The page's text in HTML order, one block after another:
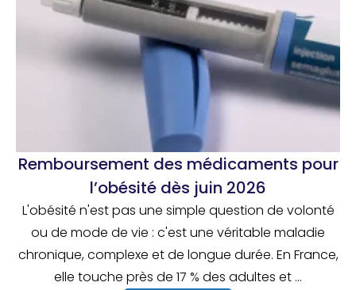
Remboursement des médicaments pour
l’obésité dès juin 2026
L'obésité n'est pas une simple question de volonté
ou de mode de vie : c'est une véritable maladie
chronique, complexe et de longue durée. En France,
elle touche près de 17 % des adultes et ...